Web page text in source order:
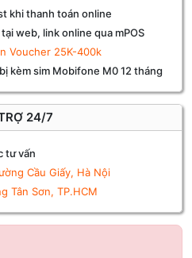
khi thanh toán online
web, link online qua mPOS
Voucher 25K-400k
kèm sim Mobifone M0 12 tháng
24/7
tư vấn
Cầu Giấy, Hà Nội
Tân Sơn, TP.HCM